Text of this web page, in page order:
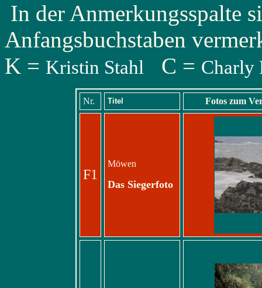
In der Anmerkungsspalte
Anfangsbuchstaben
K = Kristin Stahl C = Charly
Nr. Titel Fotos zum
F1
Möwen
Das Siegerfoto